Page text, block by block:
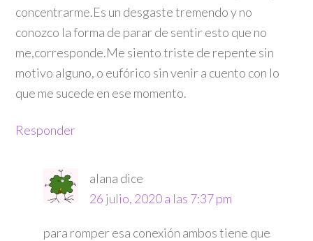
concentrarme.Es un desgaste tremendo y no
conozco la forma de parar de sentir esto que no
me,corresponde.Me siento triste de repente sin
motivo alguno, o eufórico sin venir a cuento con lo
que me sucede en ese momento.
Responder
alana dice
26 julio, 2020 a las 7:37 pm
para romper esa conexión ambos tiene que